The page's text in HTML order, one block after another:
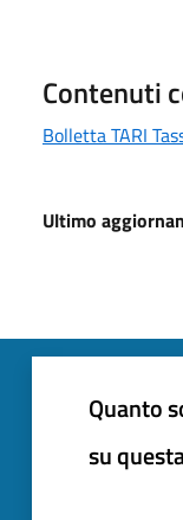
Contenuti
Bolletta TARI
Ultimo
Quanto
su